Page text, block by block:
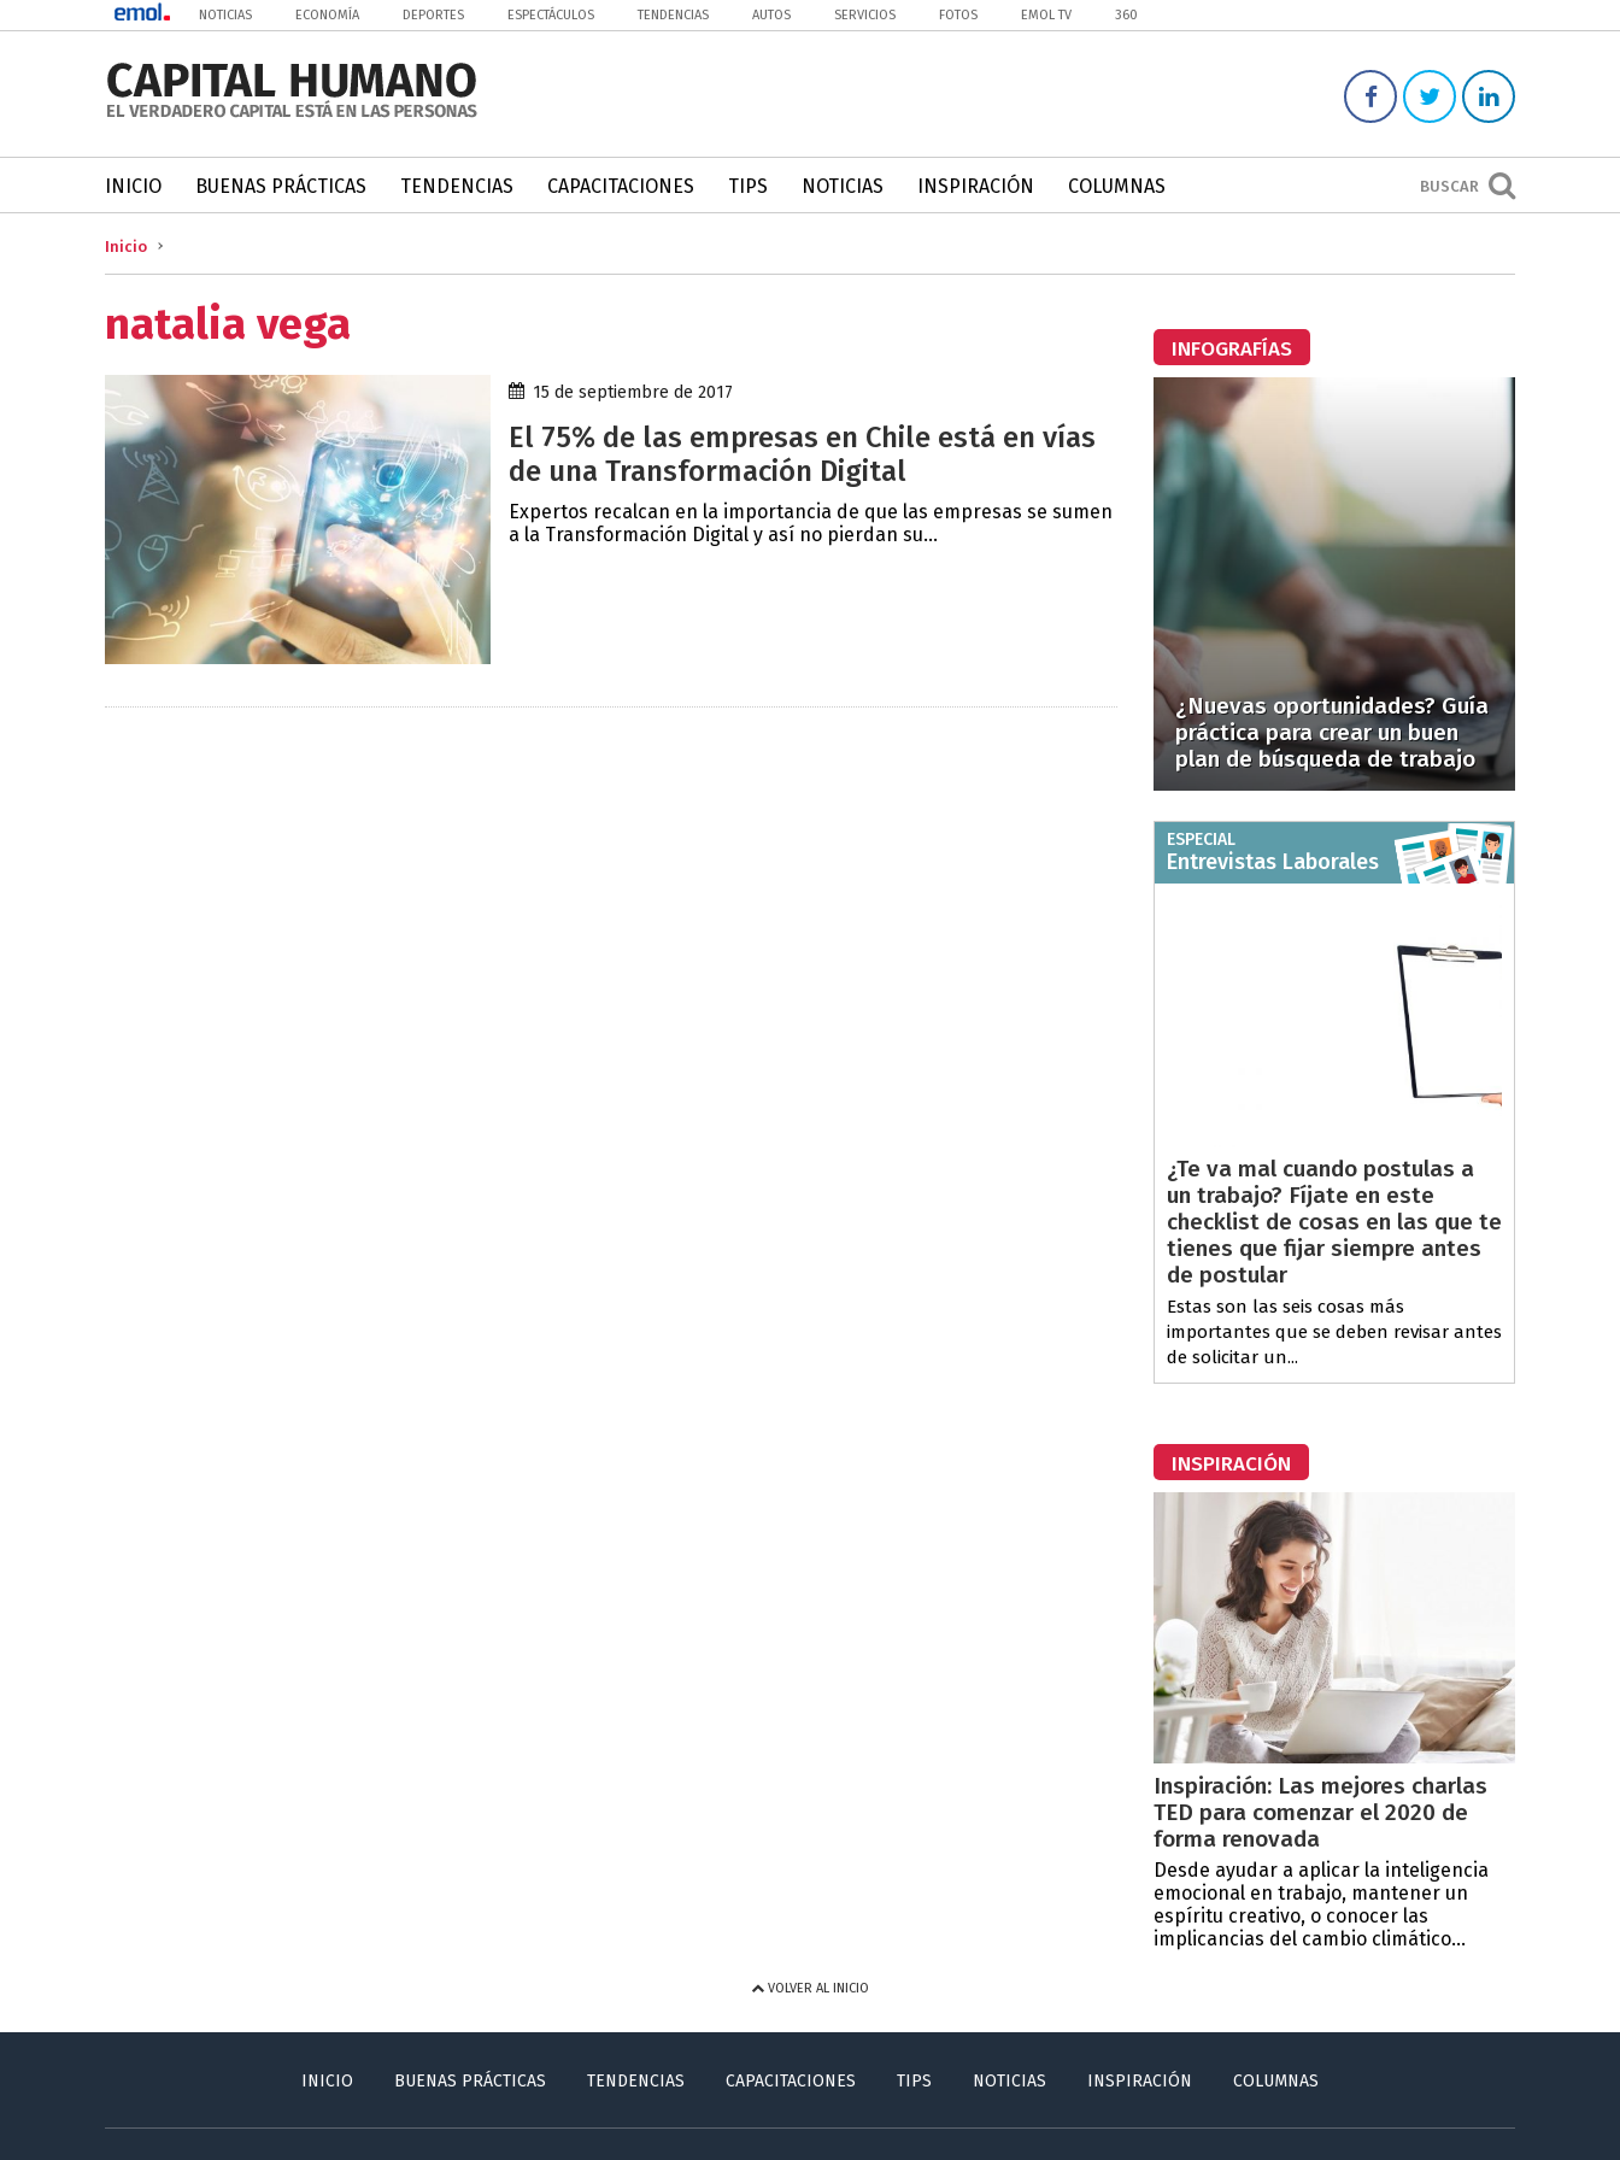
NOTICIAS ECONOMÍA DEPORTES ESPECTÁCULOS TENDENCIAS AUTOS SERVICIOS FOTOS EMOL TV 360
BUSCAR
INICIO BUENAS PRÁCTICAS TENDENCIAS CAPACITACIONES TIPS NOTICIAS INSPIRACIÓN COLUMNAS
Inicio
natalia vega
15 de septiembre de 2017
El 75% de las empresas en Chile está en vías
de una Transformación Digital
Expertos recalcan en la importancia de que las empresas se sumen
a la Transformación Digital y así no pierdan su...
INFOGRAFÍAS
¿Nuevas oportunidades? Guía
práctica para crear un buen
plan de búsqueda de trabajo
ESPECIAL
Entrevistas Laborales
¿Te va mal cuando postulas a
un trabajo? Fíjate en este
checklist de cosas en las que te
tienes que fijar siempre antes
de postular
Estas son las seis cosas más
importantes que se deben revisar antes
de solicitar un...
INSPIRACIÓN
Inspiración: Las mejores charlas
TED para comenzar el 2020 de
forma renovada
Desde ayudar a aplicar la inteligencia
emocional en trabajo, mantener un
espíritu creativo, o conocer las
implicancias del cambio climático...
VOLVER AL INICIO
INICIO BUENAS PRÁCTICAS TENDENCIAS CAPACITACIONES TIPS NOTICIAS INSPIRACIÓN COLUMNAS